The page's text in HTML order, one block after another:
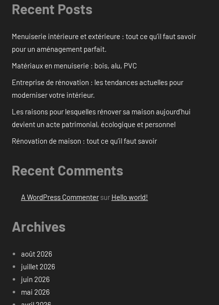
Recent Posts
Menuiserie intérieure et extérieure : tout ce qu’il faut savoir
pour un aménagement parfait.
Matériaux en menuiserie : bois, alu, PVC
Entreprise de rénovation : les tendances actuelles pour
moderniser votre intérieur.
Les raisons pour lesquelles rénover sa maison aujourd’hui
devient un acte patrimonial, écologique et personnel
Rénovation de maison : tout ce qu’il faut savoir
Recent Comments
A WordPress Commentersur Hello world!
Archives
août 2026
juillet 2026
juin 2026
mai 2026